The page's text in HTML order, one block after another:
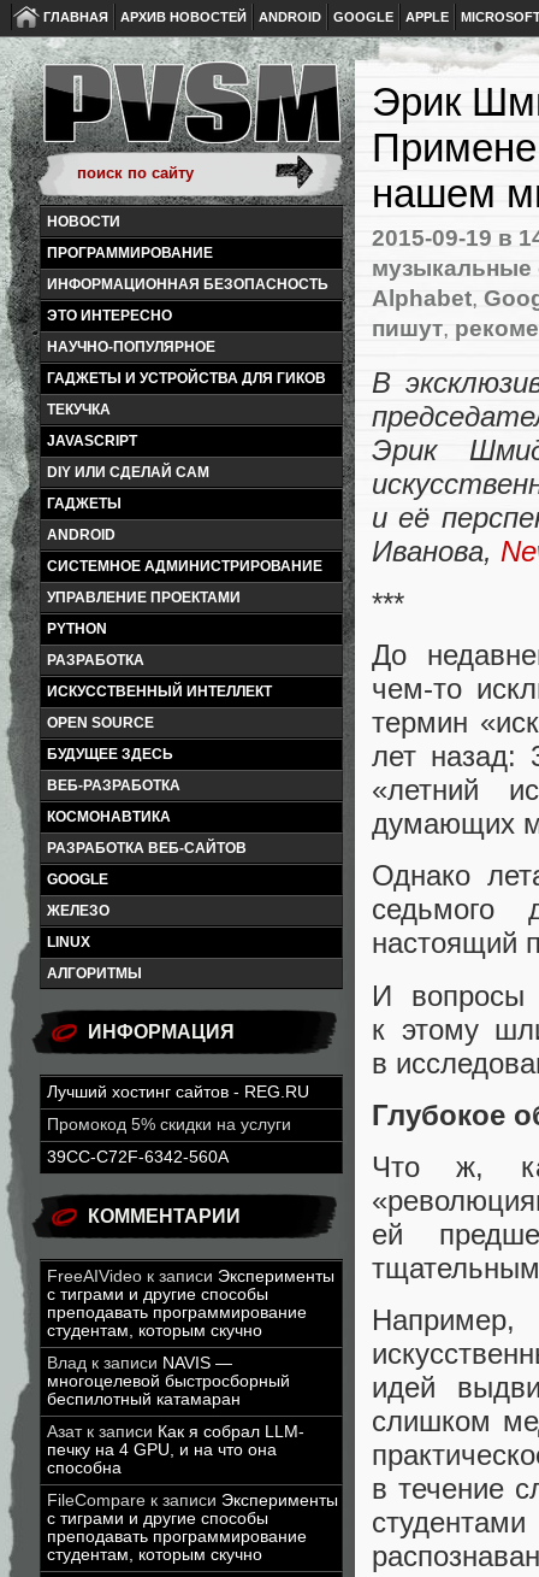
ГЛАВНАЯ АРХИВ НОВОСТЕЙ ANDROID GOOGLE APPLE
НОВОСТИ
ПРОГРАММИРОВАНИЕ
ИНФОРМАЦИОННАЯ БЕЗОПАСНОСТЬ
ЭТО ИНТЕРЕСНО
НАУЧНО-ПОПУЛЯРНОЕ
ГАДЖЕТЫ И УСТРОЙСТВА ДЛЯ ГИКОВ
ТЕКУЧКА
JAVASCRIPT
DIY ИЛИ СДЕЛАЙ САМ
ГАДЖЕТЫ
ANDROID
СИСТЕМНОЕ АДМИНИСТРИРОВАНИЕ
УПРАВЛЕНИЕ ПРОЕКТАМИ
PYTHON
РАЗРАБОТКА
ИСКУССТВЕННЫЙ ИНТЕЛЛЕКТ
OPEN SOURCE
БУДУЩЕЕ ЗДЕСЬ
ВЕБ-РАЗРАБОТКА
КОСМОНАВТИКА
РАЗРАБОТКА ВЕБ-САЙТОВ
GOOGLE
ЖЕЛЕЗО
LINUX
АЛГОРИТМЫ
ИНФОРМАЦИЯ
Лучший хостинг сайтов - REG.RU
Промокод 5% скидки на услуги
39CC-C72F-6342-560A
КОММЕНТАРИИ
FreeAIVideo к записи Эксперименты
с тиграми и другие способы
преподавать программирование
студентам, которым скучно
Влад к записи NAVIS —
многоцелевой быстросборный
беспилотный катамаран
Азатк записи Как я собрал LLM-
печку на 4 GPU, и на что она
способна
FileCompare к записи Эксперименты
с тиграми и другие способы
преподавать программирование
студентам, которым скучно
Эрик
нашем
2015-09-19 в
музыкальные
Alphabet,
пишут,
В
Эрик
и её
Иванова,
***
До
чем-то
термин «
лет назад:
«летний
думающих
Однако
седьмого
настоящий
И вопросы
к этому
в
Глубокое
Что ж,
«
ей
Например,
идей
слишком
в течение